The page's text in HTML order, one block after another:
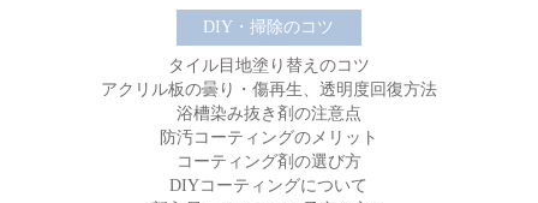
DIY・掃除のコツ
タイル目地塗り替えのコツ
アクリル板の曇り・傷再生、透明度回復方法
浴槽染み抜き剤の注意点
防汚コーティングのメリット
コーティング剤の選び方
DIYコーティングについて